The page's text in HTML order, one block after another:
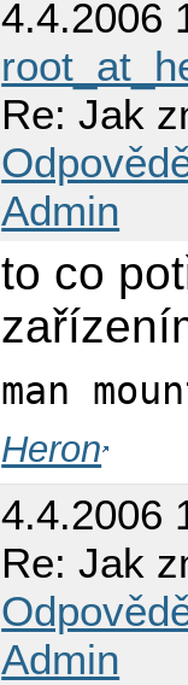
4.4.2006
Re: Jak
Admin
to co
man
Heron
4.4.2006
Re: Jak
Admin